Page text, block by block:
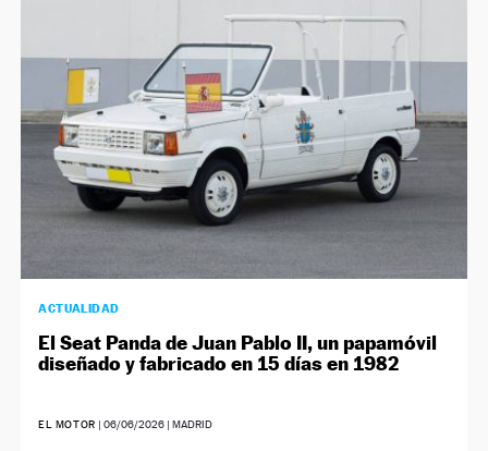
ACTUALIDAD
El Seat Panda de Juan Pablo II, un papamóvil
diseñado y fabricado en 15 días en 1982
EL MOTOR | 06/06/2026| MADRID